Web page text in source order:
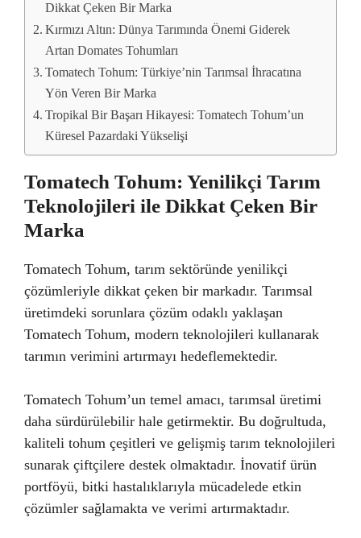
Dikkat Çeken Bir Marka
Kırmızı Altın: Dünya Tarımında Önemi Giderek
Artan Domates Tohumları
Tomatech Tohum: Türkiye’nin Tarımsal İhracatına
Yön Veren Bir Marka
Tropikal Bir Başarı Hikayesi: Tomatech Tohum’un
Küresel Pazardaki Yükselişi
Tomatech Tohum: Yenilikçi Tarım
Teknolojileri ile Dikkat Çeken Bir
Marka
Tomatech Tohum, tarım sektöründe yenilikçi
çözümleriyle dikkat çeken bir markadır. Tarımsal
üretimdeki sorunlara çözüm odaklı yaklaşan
Tomatech Tohum, modern teknolojileri kullanarak
tarımın verimini artırmayı hedeflemektedir.
Tomatech Tohum’un temel amacı, tarımsal üretimi
daha sürdürülebilir hale getirmektir. Bu doğrultuda,
kaliteli tohum çeşitleri ve gelişmiş tarım teknolojileri
sunarak çiftçilere destek olmaktadır. İnovatif ürün
portföyü, bitki hastalıklarıyla mücadelede etkin
çözümler sağlamakta ve verimi artırmaktadır.